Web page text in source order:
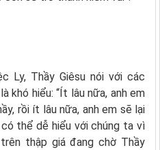
Ly, Thầy Giêsu nói với các
khó hiểu: “Ít lâu nữa, anh em
rồi ít lâu nữa, anh em sẽ lại
có thể dễ hiểu với chúng ta vì
thập giá đang chờ Thầy